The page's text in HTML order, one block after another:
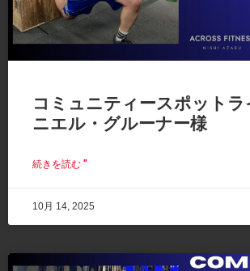
コミュニティースポット
ニエル・グルーナー様
続きを読む "
10月 14, 2025